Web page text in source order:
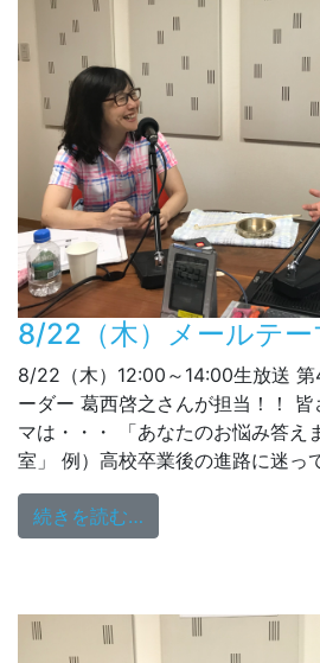
8/22（木）メールテー
8/22（木）12:00～14:00生放送 第
ーダー 葛西啓之さんが担当！！
マは・・・ 「あなたのお悩み答え
室」 例）高校卒業後の進路に迷っ
続きを読む…